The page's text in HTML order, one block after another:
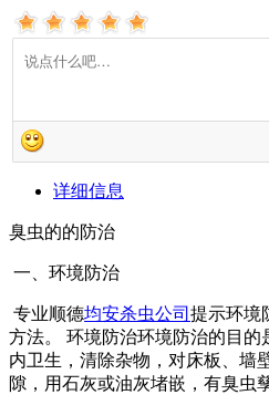
详细信息
臭虫的的防治
一、环境防治
专业顺德均安杀虫公司 提示环境
方法。 环境防治环境防治的目的
内卫生，清除杂物，对床板、墙
隙，用石灰或油灰堵嵌，有臭虫